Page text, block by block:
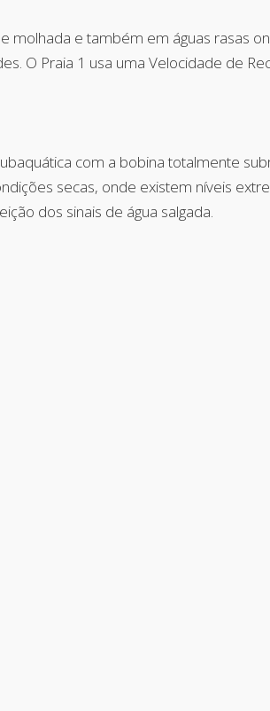
molhada e também em águas rasas
O Praia 1 usa uma Velocidade de
com a bobina totalmente
secas, onde existem níveis
dos sinais de água salgada.